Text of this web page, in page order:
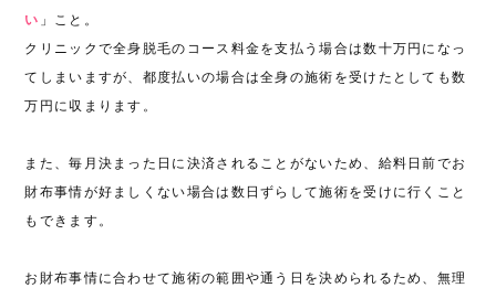
い 」こと。
クリニックで全身脱毛のコース料金を支払う場合は数十万円になっ
てしまいますが、都度払いの場合は全身の施術を受けたとしても数
万円に収まります。
また、毎月決まった日に決済されることがないため、給料日前でお
財布事情が好ましくない場合は数日ずらして施術を受けに行くこと
もできます。
お財布事情に合わせて施術の範囲や通う日を決められるため、無理